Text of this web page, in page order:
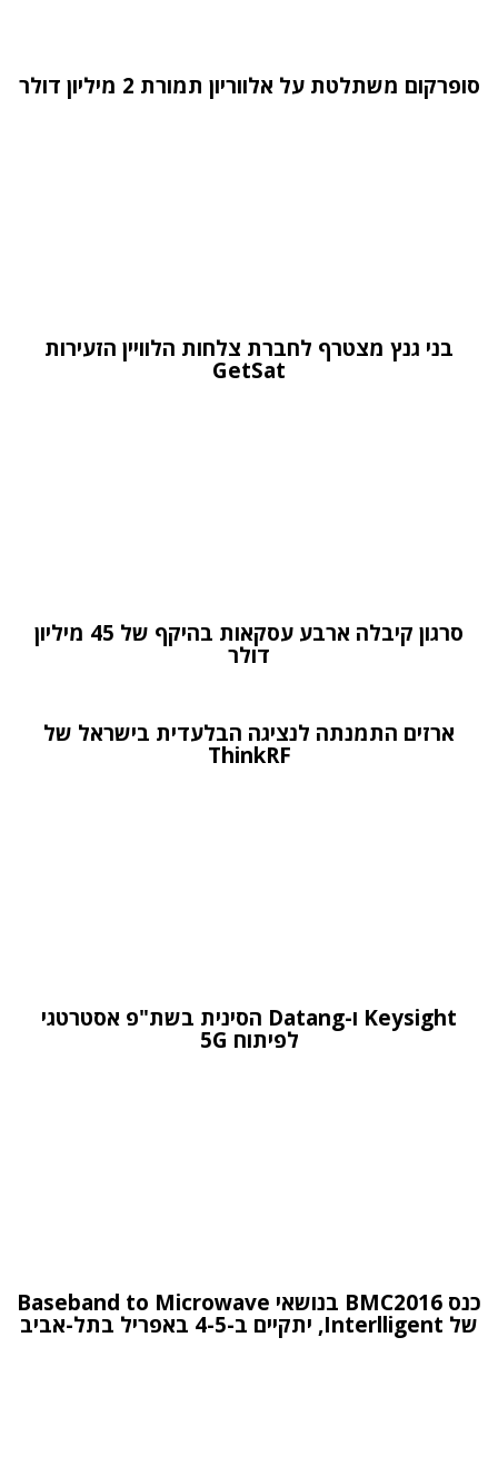
סופרקום משתלטת על אלווריון תמורת 2 מיליון דולר
בני גנץ מצטרף לחברת צלחות הלוויין הזעירות
GetSat
סרגון קיבלה ארבע עסקאות בהיקף של 45 מיליון
דולר
ארזים התמנתה לנציגה הבלעדית בישראל של
ThinkRF
Keysight ו-Datang הסינית בשת"פ אסטרטגי
לפיתוח 5G
כנס BMC2016 בנושאי Baseband to Microwave
של Interlligent, יתקיים ב-4-5 באפריל בתל-אביב